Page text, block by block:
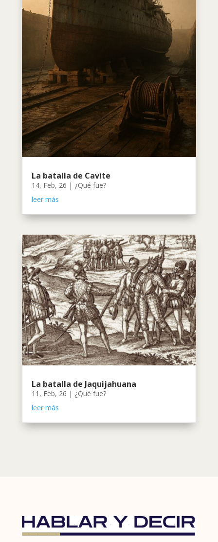
La batalla de Cavite
14, Feb, 26 | ¿Qué fue?
leer más
La batalla de Jaquijahuana
11, Feb, 26 | ¿Qué fue?
leer más